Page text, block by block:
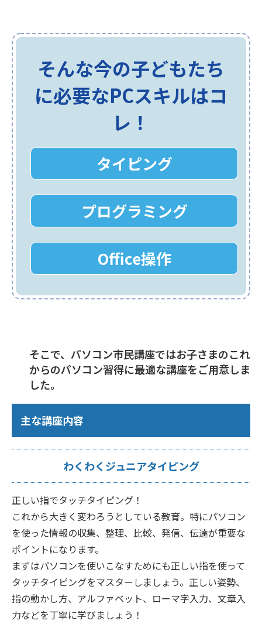
そんな今の子どもたち
に必要なPCスキルはコ
レ！
タイピング
プログラミング
Office操作
そこで、パソコン市民講座ではお子さまのこれ
からのパソコン習得に最適な講座をご用意しま
した。
主な講座内容
わくわくジュニアタイピング
正しい指でタッチタイピング！
これから大きく変わろうとしている教育。特にパソコン
を使った情報の収集、整理、比較、発信、伝達が重要な
ポイントになります。
まずはパソコンを使いこなすためにも正しい指を使って
タッチタイピングをマスターしましょう。正しい姿勢、
指の動かし方、アルファベット、ローマ字入力、文章入
力などを丁寧に学びましょう！